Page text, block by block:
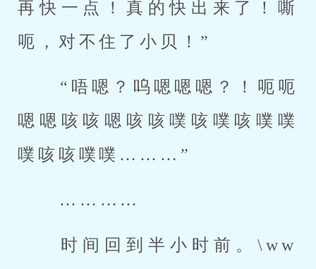
再快一点！真的快出来了！嘶
呃，对不住了小贝！”
嗯嗯咳咳嗯咳咳噗咳噗咳噗噗
噗咳咳噗噗………”
…………